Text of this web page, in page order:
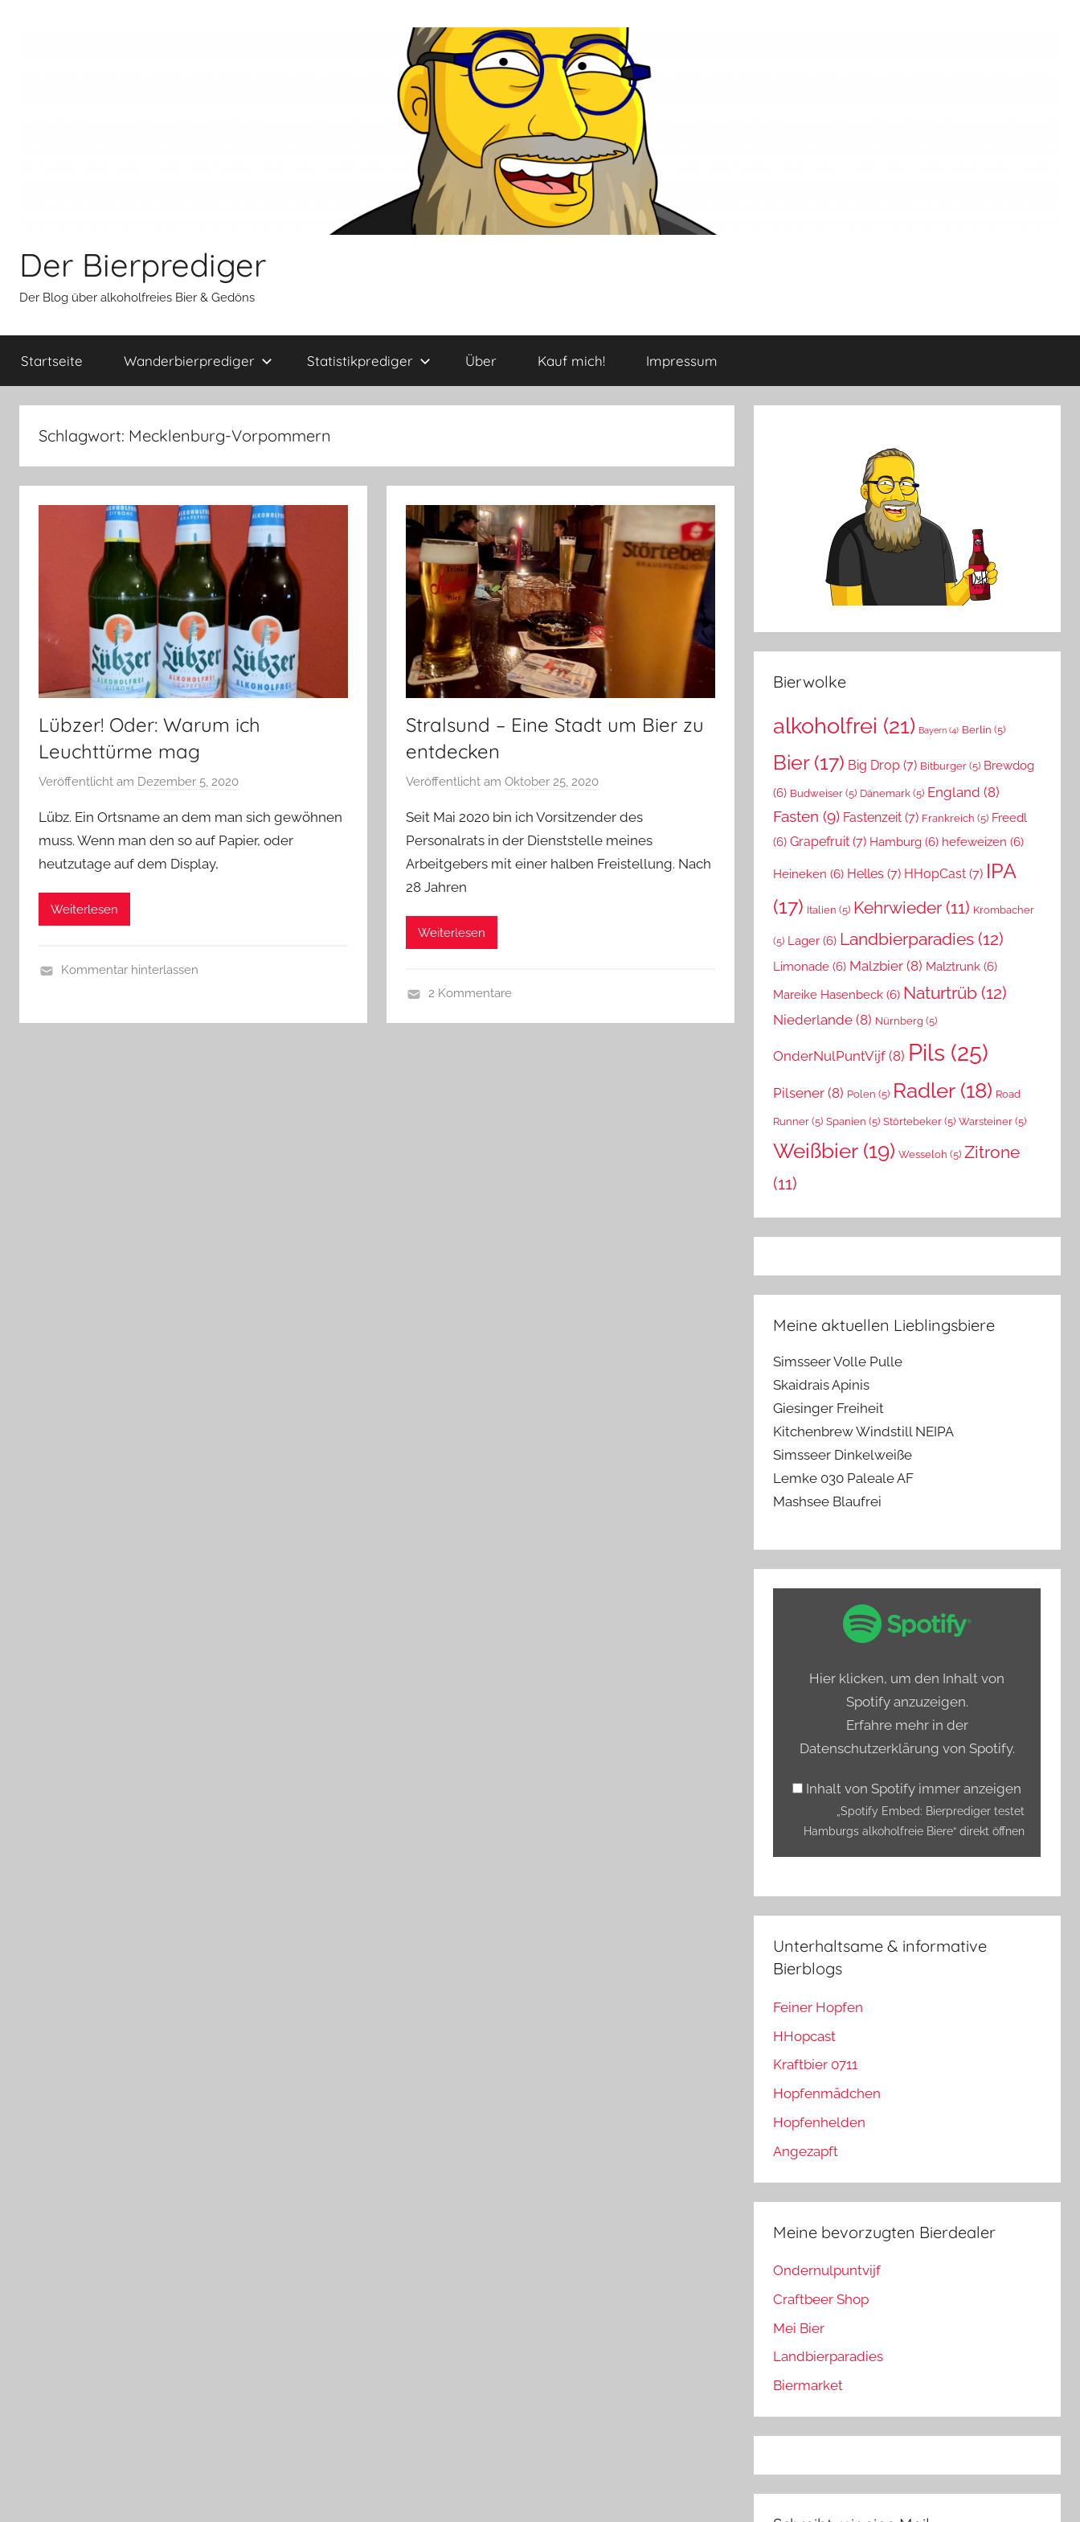
Der Bierprediger
Der Blog über alkoholfreies Bier & Gedöns
Startseite Wanderbierprediger Statistikprediger Über Kauf mich! Impressum
Schlagwort: Mecklenburg-Vorpommern
Lübzer! Oder: Warum ich
Leuchttürme mag
Veröffentlicht am Dezember 5, 2020
n
b
Lübz. Ein Ortsname an dem man sich gewöhnen
muss. Wenn man den so auf Papier, oder
heutzutage auf dem Display,
Weiterlesen
Kommentar hinterlassen
Stralsund – Eine Stadt um Bier zu
entdecken
Veröffentlicht amOktober 25, 2020
n
b
i
Seit Mai 2020 bin ich Vorsitzender des
Personalrats in der Dienststelle meines
Arbeitgebers mit einer halben Freistellung. Nach
28 Jahren
Weiterlesen
2 Kommentare
Bierwolke
alkoholfrei (21) Bayern (4) Berlin (5)
Bier(17) Big Drop (7) Bitburger (5) Brewdog
(6) Budweiser (5) Dänemark (5) England (8)
Fasten (9) Fastenzeit (7) Frankreich (5) Freedl
(6) Grapefruit (7) Hamburg (6) hefeweizen (6)
Heineken (6) Helles (7) HHopCast (7) IPA
(17) Italien (5) Kehrwieder (11) Krombacher
(5) Lager (6) Landbierparadies (12)
Limonade (6) Malzbier (8) Malztrunk (6)
Mareike Hasenbeck (6) Naturtrüb (12)
Niederlande (8) Nürnberg (5)
OnderNulPuntVijf (8) Pils (25)
Pilsener (8) Polen (5) Radler(18) Road
Runner (5) Spanien (5) Störtebeker (5) Warsteiner (5)
Weißbier(19) Wesseloh (5) Zitrone
(11)
Meine aktuellen Lieblingsbiere
Simsseer Volle Pulle
Skaidrais Apinis
Giesinger Freiheit
Kitchenbrew Windstill NEIPA
Simsseer Dinkelweiße
Lemke 030 Paleale AF
Mashsee Blaufrei
Bierprediger
Spotify
Hier klicken, um den Inhalt von
Spotify anzuzeigen.
Erfahre mehr in der
Datenschutzerklärung von Spotify.
Inhalt von Spotify immer anzeigen
„Spotify Embed: Bierprediger testet
Hamburgs alkoholfreie Biere“ direkt öffnen
Unterhaltsame & informative
Bierblogs
Feiner Hopfen
HHopcast
Kraftbier 0711
Hopfenmädchen
Hopfenhelden
Angezapft
Meine bevorzugten Bierdealer
Ondernulpuntvijf
Craftbeer Shop
Mei Bier
Landbierparadies
Biermarket